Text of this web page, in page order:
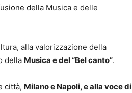
della Musica e delle
alla valorizzazione della
della Musica e del “Bel canto”.
città, Milano e Napoli, e alla voce di